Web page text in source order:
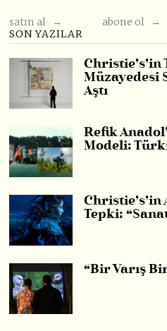
satın al →
abone ol →
SON YAZILAR
Christie’s’in
Müzayedesi
Aştı
Refik
Modeli:
Christie’s’in
Tepki:
“Bir Varış